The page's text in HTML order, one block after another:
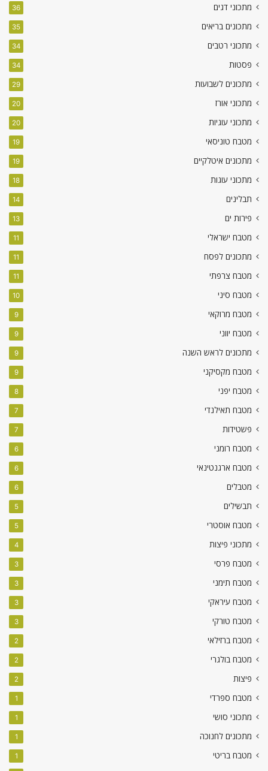
מתכוני דגים 36
מתכונים בריאים 35
מתכוני רטבים 34
פסטות 34
מתכונים לשבועות 29
מתכוני אורז 20
מתכוני עוגיות 20
מטבח טוניסאי 19
מתכונים איטלקיים 19
מתכוני עוגות 18
תבלינים 14
פירות ים 13
מטבח ישראלי 11
מתכונים לפסח 11
מטבח צרפתי 11
מטבח סיני 10
מטבח מרוקאי 9
מטבח יווני 9
מתכונים לראש השנה 9
מטבח מקסיקני 9
מטבח יפני 8
מטבח תאילנדי 7
פשטידות 7
מטבח רומני 6
מטבח ארגנטינאי 6
מטבלים 6
תבשילים 5
מטבח אוסטרי 5
מתכוני פיצות 4
מטבח פרסי 3
מטבח תימני 3
מטבח עיראקי 3
מטבח טורקי 3
מטבח ברזילאי 2
מטבח בולגרי 2
פיצות 2
מטבח ספרדי 1
מתכוני סושי 1
מתכונים לחנוכה 1
מטבח בריטי 1